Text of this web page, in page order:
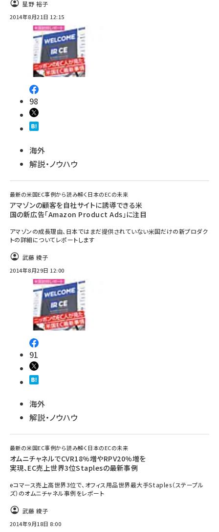
星野 裕子
2014年8月21日 12:15
98
海外
解説・ノウハウ
最新の米国EC事例から読み解く日本のECの未来
アマゾンの顧客を自社サイトに誘導できる米
国の新広告「Amazon Product Ads」に注目
アマゾンの成長理由、日本ではまだ提供されていない米国だけの新プロダク
トの詳細についてレポートします
武藤 綾子
2014年8月29日 12:00
91
海外
解説・ノウハウ
最新の米国EC事例から読み解く日本のECの未来
オムニチャネルでCVR18%増やRPV20%増を
実現、EC売上世界3位Staplesの最新事例
eコマース売上高世界3位で、オフィス用品世界最大手Staples（ステープル
ズ）のオムニチャネル事例をレポート
武藤 綾子
2014年9月18日 8:00